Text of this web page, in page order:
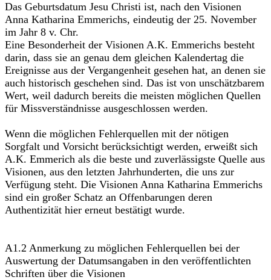
Das Geburtsdatum Jesu Christi ist, nach den Visionen
Anna Katharina Emmerichs, eindeutig der 25. November
im Jahr 8 v. Chr.
Eine Besonderheit der Visionen A.K. Emmerichs besteht
darin, dass sie an genau dem gleichen Kalendertag die
Ereignisse aus der Vergangenheit gesehen hat, an denen sie
auch historisch geschehen sind. Das ist von unschätzbarem
Wert, weil dadurch bereits die meisten möglichen Quellen
für Missverständnisse ausgeschlossen werden.
Wenn die möglichen Fehlerquellen mit der nötigen
Sorgfalt und Vorsicht berücksichtigt werden, erweißt sich
A.K. Emmerich als die beste und zuverlässigste Quelle aus
Visionen, aus den letzten Jahrhunderten, die uns zur
Verfügung steht. Die Visionen Anna Katharina Emmerichs
sind ein großer Schatz an Offenbarungen deren
Authentizität hier erneut bestätigt wurde.
A1.2 Anmerkung zu möglichen Fehlerquellen bei der
Auswertung der Datumsangaben in den veröffentlichten
Schriften über die Visionen